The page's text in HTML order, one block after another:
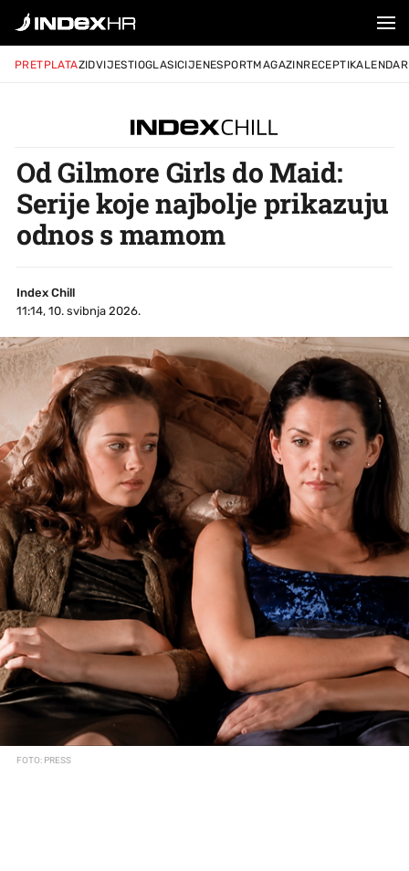
PRETPLATAZIDVIJESTIOGLASICIJENESPORTMAGAZINRECEPTIKALENDAR
Od Gilmore Girls do Maid:
Serije koje najbolje prikazuju
odnos s mamom
Index Chill
11:14, 10. svibnja 2026.
FOTO: PRESS